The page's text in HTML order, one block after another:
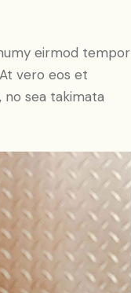
eirmod tempor
vero eos et
sea takimata